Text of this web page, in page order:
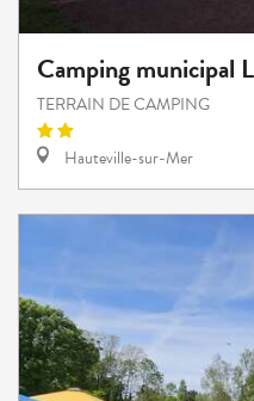
Camping municipal
TERRAIN DE CAMPING
Hauteville-sur-Mer